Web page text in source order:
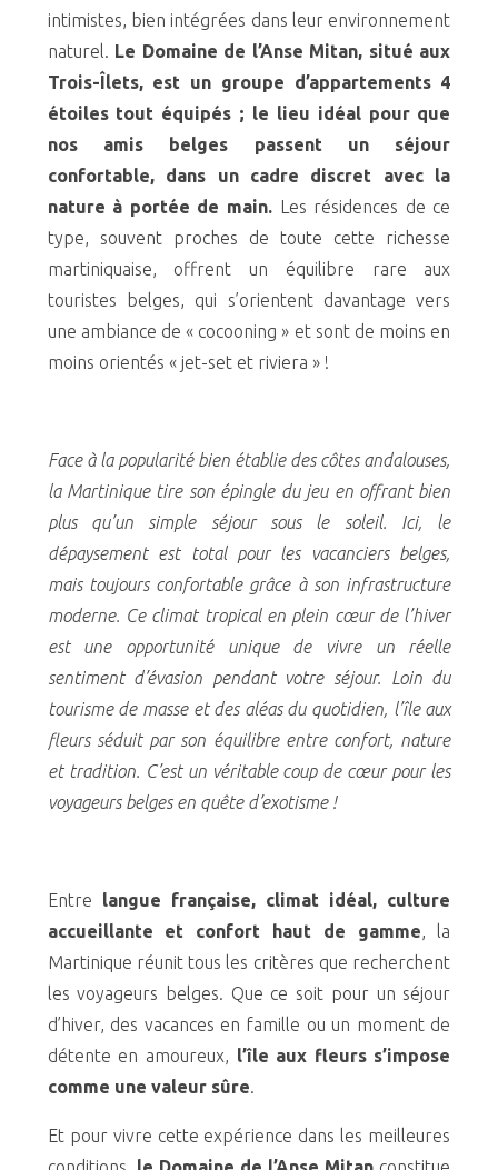
intimistes, bien intégrées dans leur environnement
naturel. Le Domaine de l’Anse Mitan, situé aux
Trois-Îlets, est un groupe d’appartements 4
étoiles tout équipés ; le lieu idéal pour que
nos amis belges passent un séjour
confortable, dans un cadre discret avec la
nature à portée de main. Les résidences de ce
type, souvent proches de toute cette richesse
martiniquaise, offrent un équilibre rare aux
touristes belges, qui s’orientent davantage vers
une ambiance de « cocooning » et sont de moins en
moins orientés « jet-set et riviera » !
Face à la popularité bien établie des côtes andalouses,
la Martinique tire son épingle du jeu en offrant bien
plus qu’un simple séjour sous le soleil. Ici, le
dépaysement est total pour les vacanciers belges,
mais toujours confortable grâce à son infrastructure
moderne. Ce climat tropical en plein cœur de l’hiver
est une opportunité unique de vivre un réelle
sentiment d’évasion pendant votre séjour. Loin du
tourisme de masse et des aléas du quotidien, l’île aux
fleurs séduit par son équilibre entre confort, nature
et tradition. C’est un véritable coup de cœur pour les
voyageurs belges en quête d’exotisme !
Entre langue française, climat idéal, culture
accueillante et confort haut de gamme, la
Martinique réunit tous les critères que recherchent
les voyageurs belges. Que ce soit pour un séjour
d’hiver, des vacances en famille ou un moment de
détente en amoureux, l’île aux fleurs s’impose
comme une valeur sûre.
Et pour vivre cette expérience dans les meilleures